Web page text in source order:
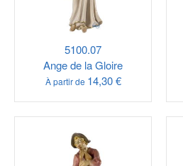
5100.07
Ange de la Gloire
À partir de 14,30 €